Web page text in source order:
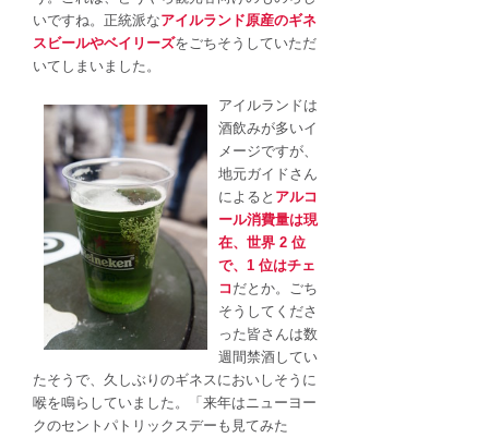
いですね。正統派なアイルランド原産のギネ
スビールやベイリーズをごちそうしていただ
いてしまいました。
アイルランドは
酒飲みが多いイ
メージですが、
地元ガイドさん
によると アルコ
ール消費量は現
在、世界 2 位
で、1 位はチェ
コ だとか。ごち
そうしてくださ
った皆さんは数
週間禁酒してい
たそうで、久しぶりのギネスにおいしそうに
喉を鳴らしていました。「来年はニューヨー
クのセントパトリックスデーも見てみた